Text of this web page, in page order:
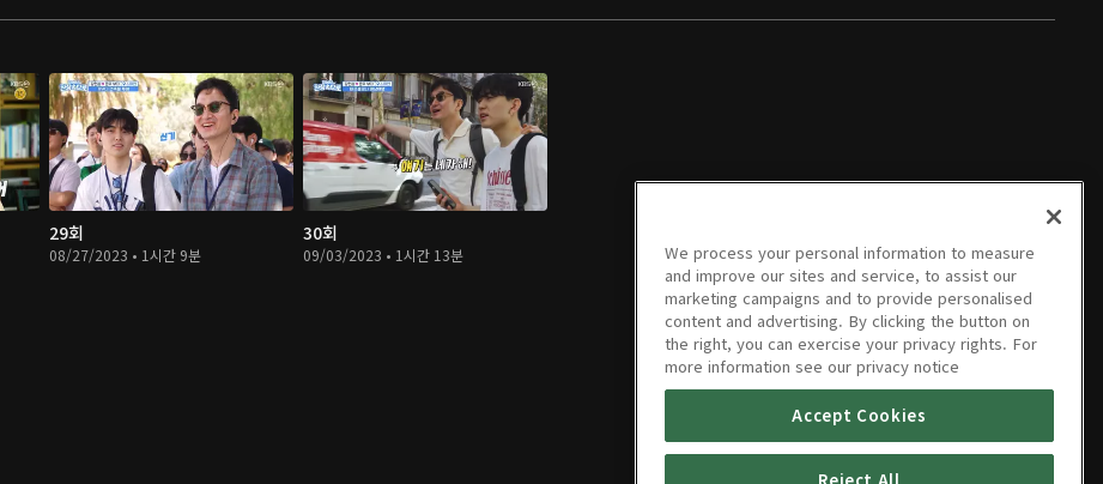
29회
08/27/2023 • 1시간 9분
30회
09/03/2023 • 1시간 13분
We process your personal information to measure
and improve our sites and service, to assist our
marketing campaigns and to provide personalised
content and advertising. By clicking the button on
the right, you can exercise your privacy rights. For
more information see our privacy notice
Accept Cookies